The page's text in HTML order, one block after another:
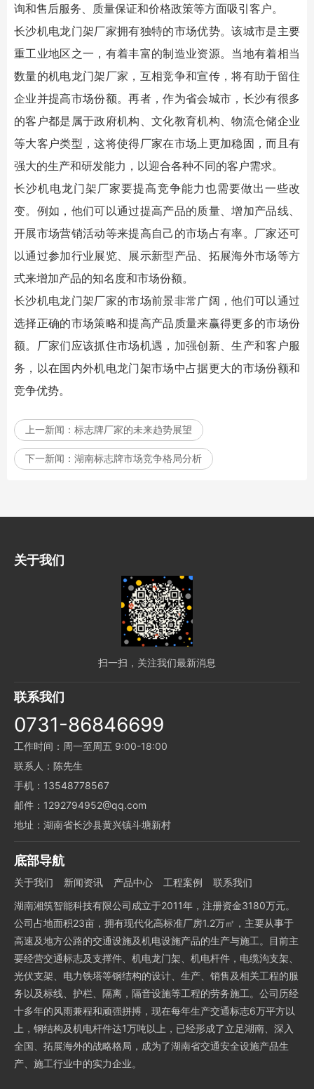
询和售后服务、质量保证和价格政策等方面吸引客户。
长沙机电龙门架厂家拥有独特的市场优势。该城市是主要
重工业地区之一，有着丰富的制造业资源。当地有着相当
数量的机电龙门架厂家，互相竞争和宣传，将有助于留住
企业并提高市场份额。再者，作为省会城市，长沙有很多
的客户都是属于政府机构、文化教育机构、物流仓储企业
等大客户类型，这将使得厂家在市场上更加稳固，而且有
强大的生产和研发能力，以迎合各种不同的客户需求。
长沙机电龙门架厂家要提高竞争能力也需要做出一些改
变。例如，他们可以通过提高产品的质量、增加产品线、
开展市场营销活动等来提高自己的市场占有率。厂家还可
以通过参加行业展览、展示新型产品、拓展海外市场等方
式来增加产品的知名度和市场份额。
长沙机电龙门架厂家的市场前景非常广阔，他们可以通过
选择正确的市场策略和提高产品质量来赢得更多的市场份
额。厂家们应该抓住市场机遇，加强创新、生产和客户服
务，以在国内外机电龙门架市场中占据更大的市场份额和
竞争优势。
上一新闻： 标志牌厂家的未来趋势展望
下一新闻： 湖南标志牌市场竞争格局分析
关于我们
扫一扫，关注我们最新消息
联系我们
0731-86846699
工作时间：周一至周五 9:00-18:00
联系人：陈先生
手机：13548778567
邮件：1292794952@qq.com
地址：湖南省长沙县黄兴镇斗塘新村
底部导航
关于我们 新闻资讯 产品中心 工程案例
联系我们
湖南湘筑智能科技有限公司成立于2011年，注册资金3180万元。
公司占地面积23亩，拥有现代化高标准厂房1.2万㎡，主要从事于
高速及地方公路的交通设施及机电设施产品的生产与施工。目前主
要经营交通标志及支撑件、机电龙门架、机电杆件，电缆沟支架、
光伏支架、电力铁塔等钢结构的设计、生产、销售及相关工程的服
务以及标线、护栏、隔离，隔音设施等工程的劳务施工。公司历经
十多年的风雨兼程和顽强拼搏，现在每年生产交通标志6万平方以
上，钢结构及机电杆件达1万吨以上，已经形成了立足湖南、深入
全国、拓展海外的战略格局，成为了湖南省交通安全设施产品生
产、施工行业中的实力企业。